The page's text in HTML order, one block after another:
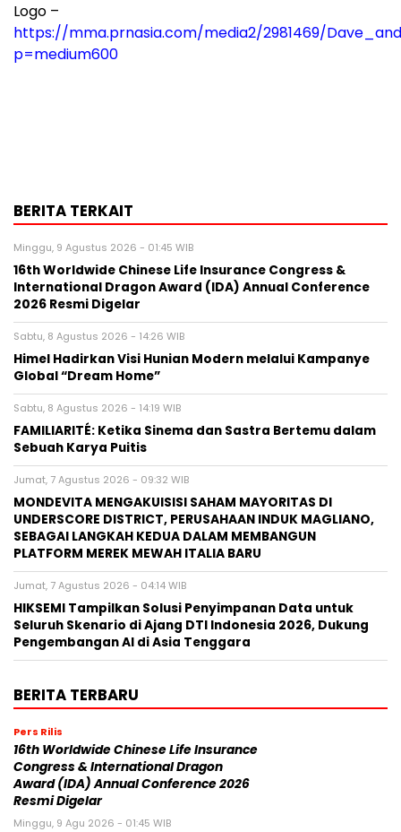
Logo –
https://mma.prnasia.com/media2/2981469/
p=medium600
BERITA TERKAIT
Minggu, 9 Agustus 2026 - 01:45 WIB
16th Worldwide Chinese Life Insurance Congress &
International Dragon Award (IDA) Annual Conference
2026 Resmi Digelar
Sabtu, 8 Agustus 2026 - 14:26 WIB
Himel Hadirkan Visi Hunian Modern melalui Kampanye
Global “Dream Home”
Sabtu, 8 Agustus 2026 - 14:19 WIB
FAMILIARITÉ: Ketika Sinema dan Sastra Bertemu dalam
Sebuah Karya Puitis
Jumat, 7 Agustus 2026 - 09:32 WIB
MONDEVITA MENGAKUISISI SAHAM MAYORITAS DI
UNDERSCORE DISTRICT, PERUSAHAAN INDUK MAGLIANO,
SEBAGAI LANGKAH KEDUA DALAM MEMBANGUN
PLATFORM MEREK MEWAH ITALIA BARU
Jumat, 7 Agustus 2026 - 04:14 WIB
HIKSEMI Tampilkan Solusi Penyimpanan Data untuk
Seluruh Skenario di Ajang DTI Indonesia 2026, Dukung
Pengembangan AI di Asia Tenggara
BERITA TERBARU
Pers Rilis
16th Worldwide Chinese Life Insurance
Congress & International Dragon
Award (IDA) Annual Conference 2026
Resmi Digelar
Minggu, 9 Agu 2026 - 01:45 WIB